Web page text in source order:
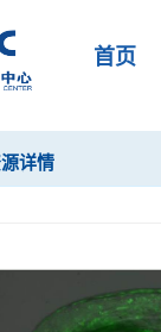
首页
详情